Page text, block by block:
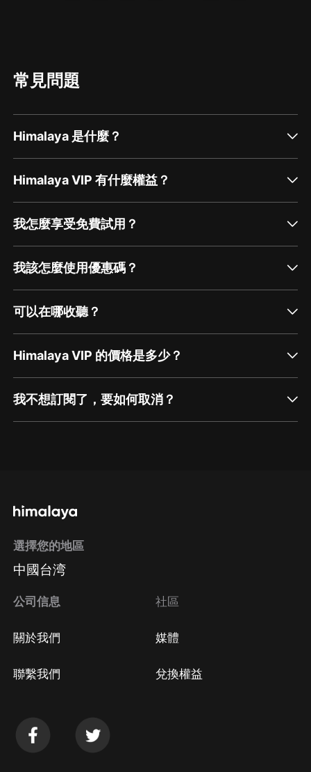
常見問題
Himalaya 是什麼？
Himalaya VIP 有什麼權益？
我怎麼享受免費試用？
我該怎麼使用優惠碼？
可以在哪收聽？
Himalaya VIP 的價格是多少？
我不想訂閱了，要如何取消？
方法 Google Play取消訂閱方法
選擇您的地區
中國台湾
公司信息
關於我們
聯繫我們
社區
媒體
兌換權益